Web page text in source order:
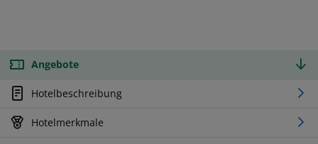
Angebote
Hotelbeschreibung
Hotelmerkmale